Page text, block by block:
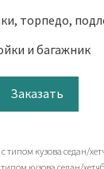
торпедо,
и багажник
Заказать
типом кузова седан/